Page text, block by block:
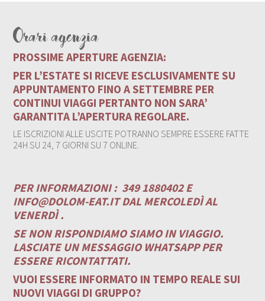
Orari agenzia
PROSSIME APERTURE AGENZIA:
PER L’ESTATE SI RICEVE ESCLUSIVAMENTE SU
APPUNTAMENTO FINO A SETTEMBRE PER
CONTINUI VIAGGI PERTANTO NON SARA’
GARANTITA L’APERTURA REGOLARE.
LE ISCRIZIONI ALLE USCITE POTRANNO SEMPRE ESSERE FATTE
24H SU 24, 7 GIORNI SU 7 ONLINE.
PER INFORMAZIONI : 349 1880402 E
INFO@DOLOM-EAT.ITDAL MERCOLEDÌ AL
VENERDÌ .
SE NON RISPONDIAMO SIAMO IN VIAGGIO.
LASCIATE UN MESSAGGIO WHATSAPP PER
ESSERE RICONTATTATI.
VUOI ESSERE INFORMATO IN TEMPO REALE SUI
NUOVI VIAGGI DI GRUPPO?